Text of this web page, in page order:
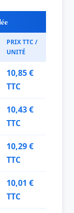
PRIX TTC /
UNITÉ
10,85 €
TTC
10,43 €
TTC
10,29 €
TTC
10,01 €
TTC